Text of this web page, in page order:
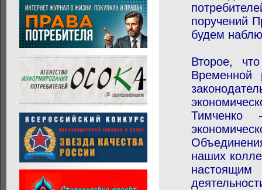
поручений
будем
Второе,
Временной
Тимченко
наших